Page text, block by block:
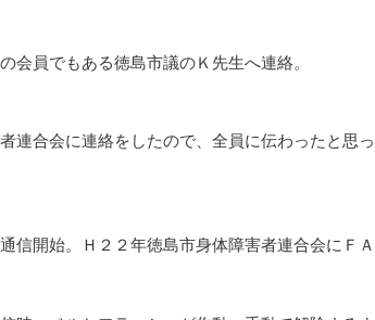
員でもある徳島市議のＫ先生へ連絡。
連合会に連絡をしたので、全員に伝わったと思っ
信開始。Ｈ２２年徳島市身体障害者連合会にＦＡ